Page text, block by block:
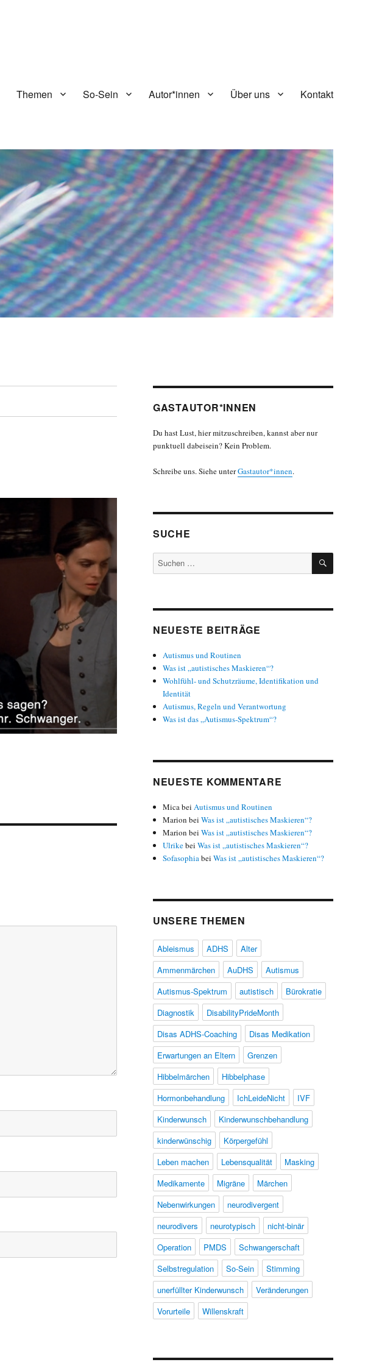
Themen So-Sein Autor*innen Über uns Kontakt
GASTAUTOR*INNEN
Du hast Lust, hier mitzuschreiben, kannst aber nur
punktuell dabeisein? Kein Problem.
Schreibe uns. Siehe unterGastautor*innen.
SUCHE
Suchen
nach:
SUCHEN
NEUESTE BEITRÄGE
Autismus und Routinen
Was ist „autistisches Maskieren“?
Wohlfühl- und Schutzräume, Identifikation und
Identität
Autismus, Regeln und Verantwortung
Was ist das „Autismus-Spektrum“?
NEUESTE KOMMENTARE
MicabeiAutismus und Routinen
Marion beiWas ist „autistisches Maskieren“?
Marion beiWas ist „autistisches Maskieren“?
UlrikebeiWas ist „autistisches Maskieren“?
SofasophiabeiWas ist „autistisches Maskieren“?
UNSERE THEMEN
Ableismus ADHS
Alter
Ammenmärchen
AuDHS
Autismus
Autismus-Spektrum
autistisch
Bürokratie
Diagnostik
DisabilityPrideMonth
Disas ADHS-Coaching
Disas Medikation
Erwartungen an Eltern
Grenzen
Hibbelmärchen
Hibbelphase
Hormonbehandlung
IchLeideNicht
IVF
Kinderwunsch
Kinderwunschbehandlung
kinderwünschig
Körpergefühl
Leben machen
Lebensqualität
Masking
Medikamente
Migräne
Märchen
Nebenwirkungen
neurodivergent
neurodivers
neurotypisch
nicht-binär
Operation
PMDS
Schwangerschaft
Selbstregulation
So-Sein
Stimming
unerfüllter Kinderwunsch
Veränderungen
Vorurteile
Willenskraft